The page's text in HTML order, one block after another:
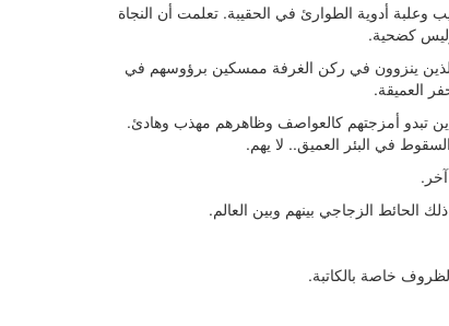
أدوية الطوارئ في الحقيبة. تعلمت أن النجاة
كضحية.
ينزوون في ركن الغرفة ممسكين برؤوسهم في
العميقة.
تبدو أمزجتهم كالعواصف وظاهرهم مهذب وهادئ.
في البئر العميق.. لا يهم.
الحائط الزجاجي بينهم وبين العالم.
خاصة بالكاتبة.